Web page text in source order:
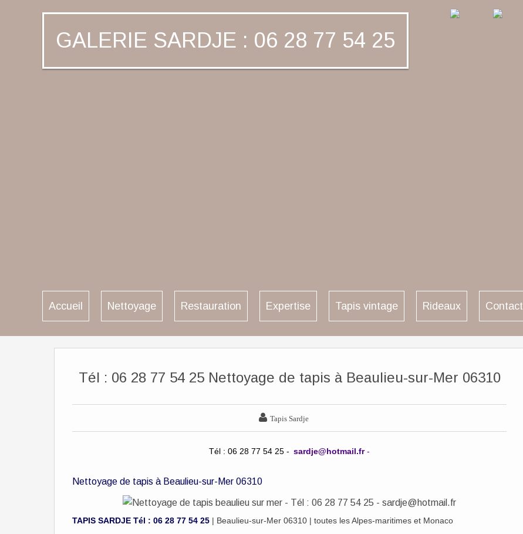
GALERIE SARDJE : 06 28 77 54 25
Accueil Nettoyage Restauration Expertise Tapis vintage Rideaux Contact
Tél : 06 28 77 54 25 Nettoyage de tapis à Beaulieu-sur-Mer 06310
 Tapis Sardje
Tél : 06 28 77 54 25 - sardje@hotmail.fr-
Nettoyage de tapis à Beaulieu-sur-Mer 06310
TAPIS SARDJE Tél : 06 28 77 54 25 | Beaulieu-sur-Mer 06310 | toutes les Alpes-maritimes et Monaco